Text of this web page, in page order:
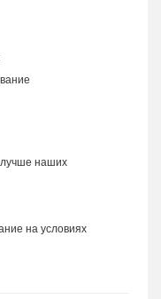
лучше наших
на условиях